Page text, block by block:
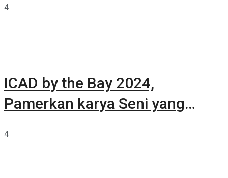
4
ICAD by the Bay 2024,
Pamerkan karya Seni yang
4